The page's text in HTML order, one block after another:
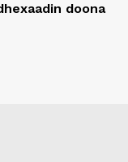
doona